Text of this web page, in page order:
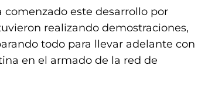
este desarrollo por
realizando demostraciones,
todo para llevar adelante con
en el armado de la red de